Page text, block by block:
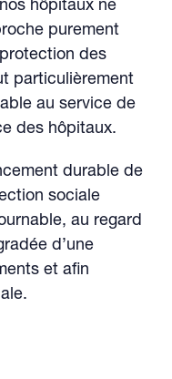
hôpitaux ne
purement
des
particulièrement
au service de
des hôpitaux.
durable de
sociale
au regard
d’une
et afin